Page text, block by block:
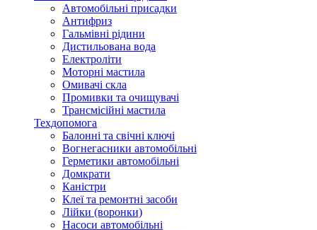
Автомобільні присадки
Антифриз
Гальмівні рідини
Дистильована вода
Електроліти
Моторні мастила
Омивачі скла
Промивки та очищувачі
Трансмісійні мастила
Техдопомога
Балонні та свічні ключі
Вогнегасники автомобільні
Герметики автомобільні
Домкрати
Каністри
Клеї та ремонтні засоби
Лійки (воронки)
Насоси автомобільні